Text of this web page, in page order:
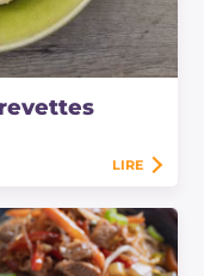
LIRE